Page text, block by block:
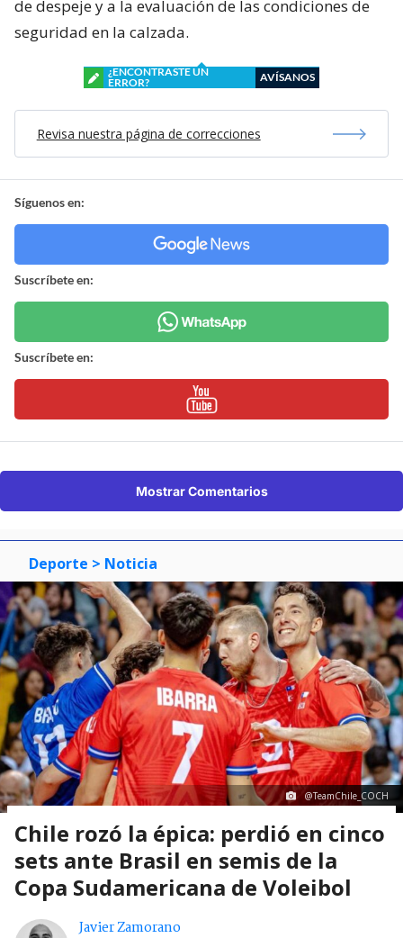
de despeje y a la evaluación de las condiciones de
seguridad en la calzada.
¿ENCONTRASTE UN
ERROR?
AVÍSANOS
Revisa nuestra página de correcciones
Síguenos en:
Suscríbete en:
Suscríbete en:
Mostrar Comentarios
Deporte > Noticia
@TeamChile_COCH
Chile rozó la épica: perdió en cinco
sets ante Brasil en semis de la
Copa Sudamericana de Voleibol
Javier Zamorano